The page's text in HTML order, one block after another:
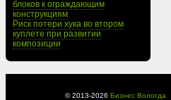
блоков к ограждающим
конструкциям
Риск потери хука во втором
куплете при развитии
композиции
© 2013-2026 Бизнес Вологда